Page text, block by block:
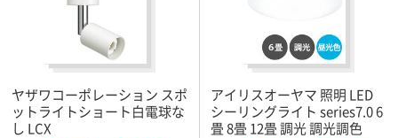
ヤザワコーポレーション スポ
ットライトショート白電球な
し LCX
アイリスオーヤマ 照明 LED
シーリングライト series7.0 6
畳 8畳 12畳 調光 調光調色